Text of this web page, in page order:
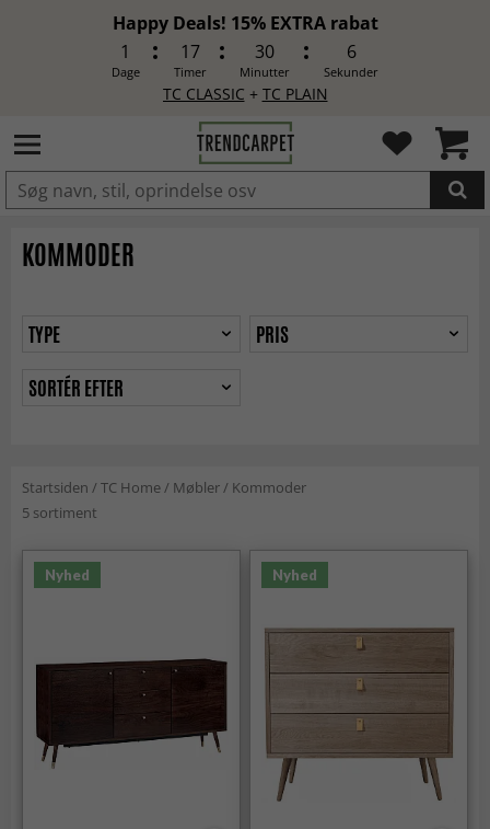
Happy Deals! 15% EXTRA rabat
1
Dage
17
Timer
30
Minutter
5
Sekunder
TC CLASSIC + TC PLAIN
KOMMODER
TYPE
PRIS
SORTÉR EFTER
Startsiden /TC Home/ Møbler/ Kommoder
5 sortiment
Nyhed Nyhed